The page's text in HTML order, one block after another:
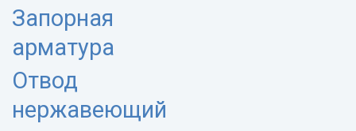
Запорная
арматура
Отвод
нержавеющий